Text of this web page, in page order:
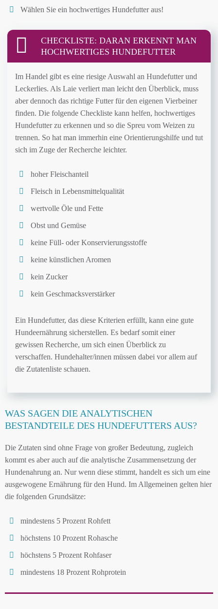
Wählen Sie ein hochwertiges Hundefutter aus!
CHECKLISTE: DARAN ERKENNT MAN
HOCHWERTIGES HUNDEFUTTER
Im Handel gibt es eine riesige Auswahl an Hundefutter und
Leckerlies. Als Laie verliert man leicht den Überblick, muss
aber dennoch das richtige Futter für den eigenen Vierbeiner
finden. Die folgende Checkliste kann helfen, hochwertiges
Hundefutter zu erkennen und so die Spreu vom Weizen zu
trennen. So hat man immerhin eine Orientierungshilfe und tut
sich im Zuge der Recherche leichter.
hoher Fleischanteil
Fleisch in Lebensmittelqualität
wertvolle Öle und Fette
Obst und Gemüse
keine Füll- oder Konservierungsstoffe
keine künstlichen Aromen
kein Zucker
kein Geschmacksverstärker
Ein Hundefutter, das diese Kriterien erfüllt, kann eine gute
Hundeernährung sicherstellen. Es bedarf somit einer
gewissen Recherche, um sich einen Überblick zu
verschaffen. Hundehalter/innen müssen dabei vor allem auf
die Zutatenliste schauen.
WAS SAGEN DIE ANALYTISCHEN
BESTANDTEILE DES HUNDEFUTTERS AUS?
Die Zutaten sind ohne Frage von großer Bedeutung, zugleich
kommt es aber auch auf die analytische Zusammensetzung der
Hundenahrung an. Nur wenn diese stimmt, handelt es sich um eine
ausgewogene Ernährung für den Hund. Im Allgemeinen gelten hier
die folgenden Grundsätze:
mindestens 5 Prozent Rohfett
höchstens 10 Prozent Rohasche
höchstens 5 Prozent Rohfaser
mindestens 18 Prozent Rohprotein